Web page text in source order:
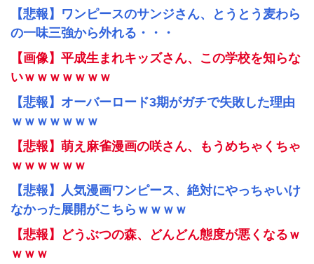
【悲報】ワンピースのサンジさん、とうとう麦わら
の一味三強から外れる・・・
【画像】平成生まれキッズさん、この学校を知らな
いｗｗｗｗｗｗｗ
【悲報】オーバーロード3期がガチで失敗した理由
ｗｗｗｗｗｗｗ
【悲報】萌え麻雀漫画の咲さん、もうめちゃくちゃ
ｗｗｗｗｗｗ
【悲報】人気漫画ワンピース、絶対にやっちゃいけ
なかった展開がこちらｗｗｗｗ
【悲報】どうぶつの森、どんどん態度が悪くなるｗ
ｗｗｗ